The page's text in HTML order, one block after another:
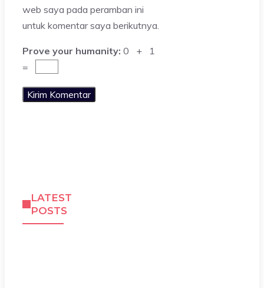
web saya pada peramban ini
untuk komentar saya berikutnya.
Prove your humanity: 0 + 1
=
LATEST
POSTS